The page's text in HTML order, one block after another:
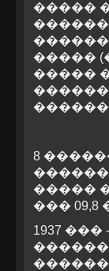
�����
�����
�����
8
�����
��� 09,8
1937